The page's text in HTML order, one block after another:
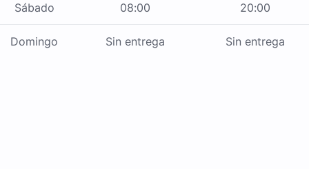
Sábado 08:00 20:00
Domingo Sin entrega Sin entrega